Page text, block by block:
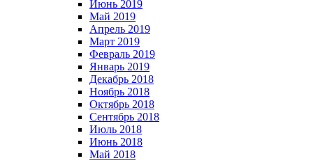
Июнь 2019
Май 2019
Апрель 2019
Март 2019
Февраль 2019
Январь 2019
Декабрь 2018
Ноябрь 2018
Октябрь 2018
Сентябрь 2018
Июль 2018
Июнь 2018
Май 2018